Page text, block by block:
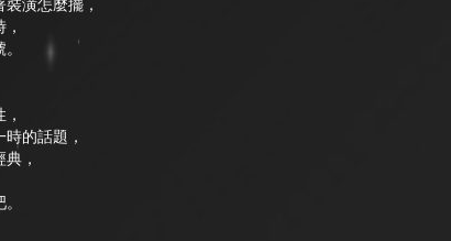
的話題，
，